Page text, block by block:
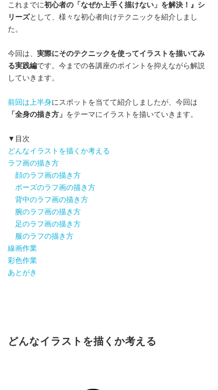
これまでに初心者の「なぜか上手く描けない」を解決！』シ
リーズとして、様々な初心者向けテクニックを紹介しまし
た。
今回は、 実際にそのテクニックを使ってイラストを描いてみ
る実践編です。今までの各講座のポイントを抑えながら解説
していきます。
前回は上半身にスポットを当てて紹介しましたが、今回は
「全身の描き方」 をテーマにイラストを描いていきます。
▼目次
どんなイラストを描くか考える
ラフ画の描き方
顔のラフ画の描き方
ポーズのラフ画の描き方
背中のラフ画の描き方
腕のラフ画の描き方
足のラフ画の描き方
服のラフの描き方
線画作業
彩色作業
あとがき
どんなイラストを描くか考える